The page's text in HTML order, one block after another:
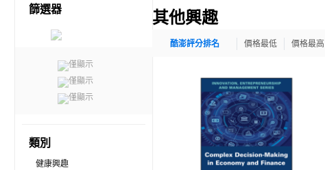
篩選器
僅顯示
僅顯示
僅顯示
類別
健康興趣
其他興趣
酷澎評分排名 價格最低 價格最高